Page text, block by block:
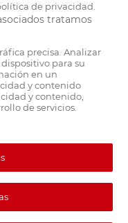
de privacidad.
tratamos
precisa. Analizar
para su
en un
y contenido
y contenido,
de servicios.